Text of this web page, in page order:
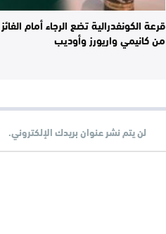
قرعة الكونفدرالية تضع الرجاء أمام الفائز
من كانيمي واريورز وأوديب
لن يتم نشر عنوان بريدك الإلكتروني.